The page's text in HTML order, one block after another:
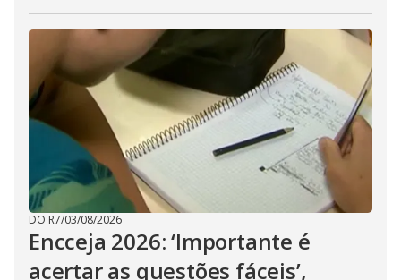
DO R7/03/08/2026
Encceja 2026: ‘Importante é
acertar as questões fáceis’,